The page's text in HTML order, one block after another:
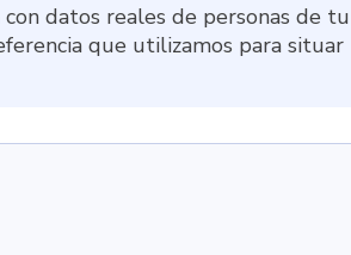
datos reales de personas de tu
que utilizamos para